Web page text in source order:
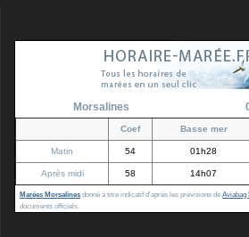
Morsalines
Coef Basse mer
Matin 54 01h28
Après midi 58 14h07
Marées Morsalines donné à titre indicatif d'après les prévisions de Aviabag
documents officiels.